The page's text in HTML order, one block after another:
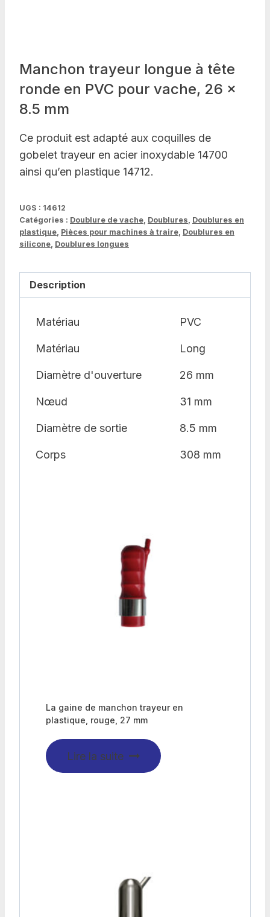
Manchon trayeur longue à tête
ronde en PVC pour vache, 26 x
8.5 mm
Ce produit est adapté aux coquilles de
gobelet trayeur en acier inoxydable 14700
ainsi qu’en plastique 14712.
UGS : 14612
Catégories : Doublure de vache, Doublures, Doublures en
plastique, Pièces pour machines à traire, Doublures en
silicone, Doublures longues
Description
Matériau PVC
Matériau Long
Diamètre d'ouverture 26 mm
Nœud 31 mm
Diamètre de sortie 8.5 mm
Corps 308 mm
La gaine de manchon trayeur en
plastique, rouge, 27 mm
Lire la suite